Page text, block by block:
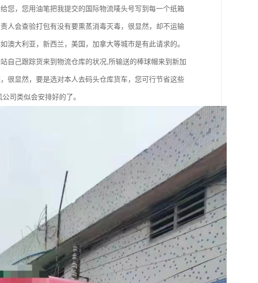
您，您用油笔把我提交的国际物流唛头号写到每一个纸箱
人会查验打包有没有要熏蒸消毒灭毒，很显然，却不运输
澳大利亚，新西兰，美国，加拿大等城市是有此请求的。
自己跟踪货来到物流仓库的状况,所输送的棒球帽来到新加
很显然，要是选对本人去码头仓库货车，您可行节省这些
司类似会安排好的了。